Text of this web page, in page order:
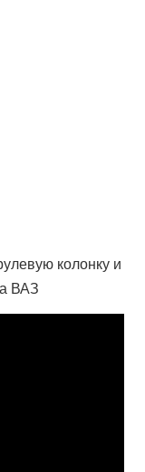
колонку и
ВАЗ